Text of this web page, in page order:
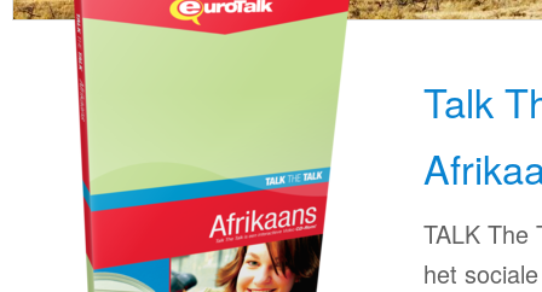
Talk
TALK The
het